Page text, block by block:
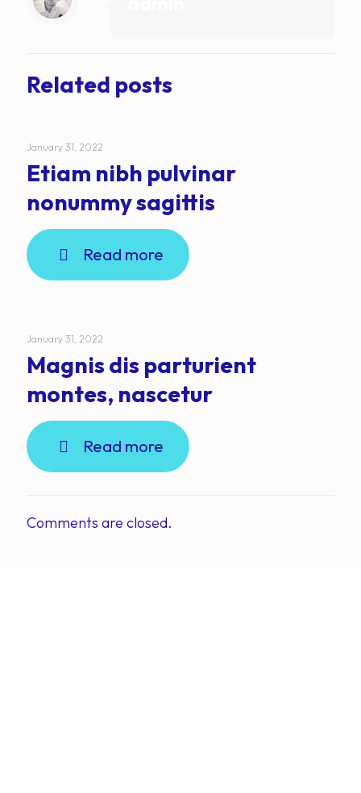
Related posts
January 31, 2022
Etiam nibh pulvinar
nonummy sagittis
Read more
January 31, 2022
Magnis dis parturient
montes, nascetur
Read more
Comments are closed.